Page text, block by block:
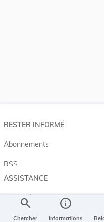
search
Chercher
info
Informations
RESTER INFORMÉ
Abonnements
RSS
ASSISTANCE
Aide et à propos
Projet Casemates